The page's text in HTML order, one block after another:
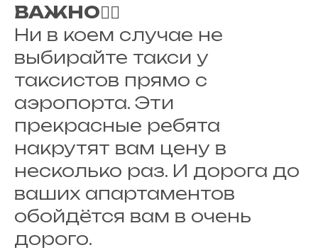
ВАЖНО☝🏼
Ни в коем случае не
выбирайте такси у
таксистов прямо с
аэропорта. Эти
прекрасные ребята
накрутят вам цену в
несколько раз. И дорога до
ваших апартаментов
обойдётся вам в очень
дорого.